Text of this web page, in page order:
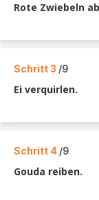
Rote Zwiebeln
Schritt 3 /9
Ei verquirlen.
Schritt 4 /9
Gouda reiben.